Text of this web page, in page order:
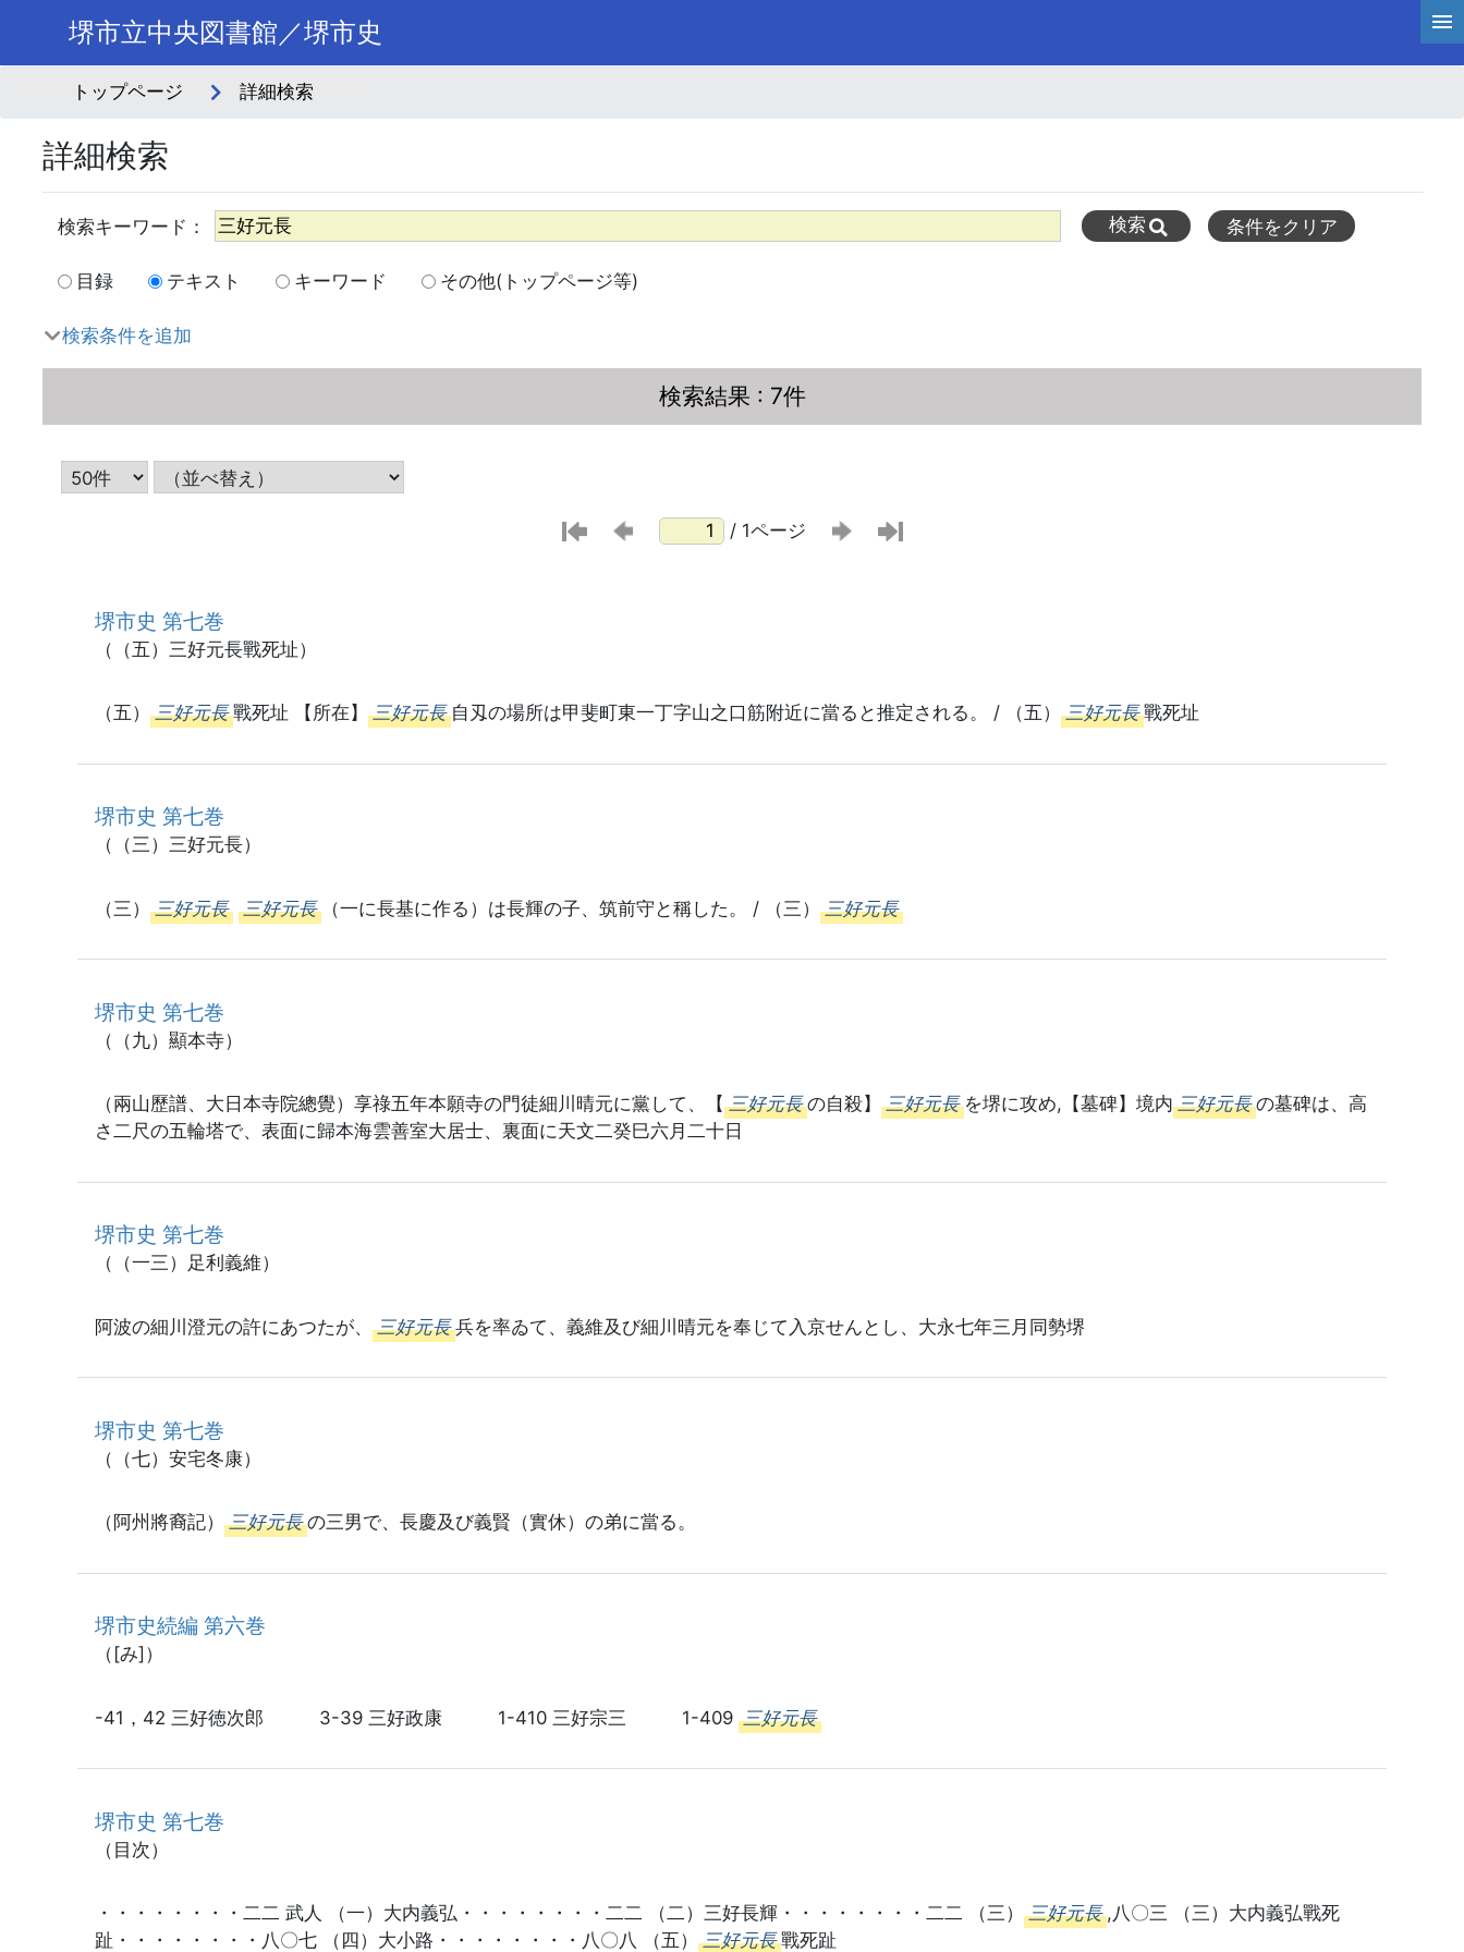
堺市立中央図書館／堺市史
トップページ 詳細検索
詳細検索
目録 テキスト キーワード その他(トップページ等)
検索条件を追加
検索結果 : 7件
/ 1ページ
堺市史 第七巻
（（五）三好元長戰死址）
（五） 三好元長 戰死址 【所在】 三好元長 自刄の場所は甲斐町東一丁字山之口筋附近に當ると推定される。 / （五） 三好元長 戰死址
堺市史 第七巻
（（三）三好元長）
（三） 三好元長 三好元長 （一に長基に作る）は長輝の子、筑前守と稱した。 / （三） 三好元長
堺市史 第七巻
（（九）顯本寺）
（兩山歷譜、大日本寺院總覺）享祿五年本願寺の門徒細川晴元に黨して、【 三好元長 の自殺】 三好元長 を堺に攻め,【墓碑】境内 三好元長 の墓碑は、高
さ二尺の五輪塔で、表面に歸本海雲善室大居士、裏面に天文二癸巳六月二十日
堺市史 第七巻
（（一三）足利義維）
阿波の細川澄元の許にあつたが、 三好元長 兵を率ゐて、義維及び細川晴元を奉じて入京せんとし、大永七年三月同勢堺
堺市史 第七巻
（（七）安宅冬康）
（阿州將裔記） 三好元長 の三男で、長慶及び義賢（實休）の弟に當る。
堺市史続編 第六巻
（[み]）
-41，42 三好徳次郎 3-39 三好政康 1-410 三好宗三 1-409 三好元長
堺市史 第七巻
（目次）
・・・・・・・・二二 武人 （一）大内義弘・・・・・・・・二二 （二）三好長輝・・・・・・・・二二 （三） 三好元長 ,八〇三 （三）大内義弘戰死
趾・・・・・・・・八〇七 （四）大小路・・・・・・・・八〇八 （五） 三好元長 戰死趾